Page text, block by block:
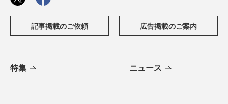
記事掲載のご依頼 広告掲載のご案内
特集 ニュース